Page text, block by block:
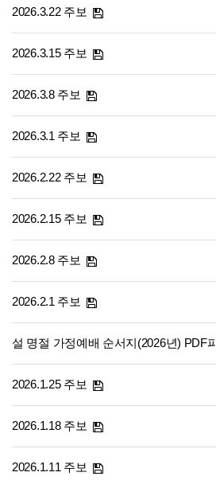
2026.3.22 주보
2026.3.15 주보
2026.3.8 주보
2026.3.1 주보
2026.2.22 주보
2026.2.15 주보
2026.2.8 주보
2026.2.1 주보
설 명절 가정예배 순서지(2026년) PDF
2026.1.25 주보
2026.1.18 주보
2026.1.11 주보